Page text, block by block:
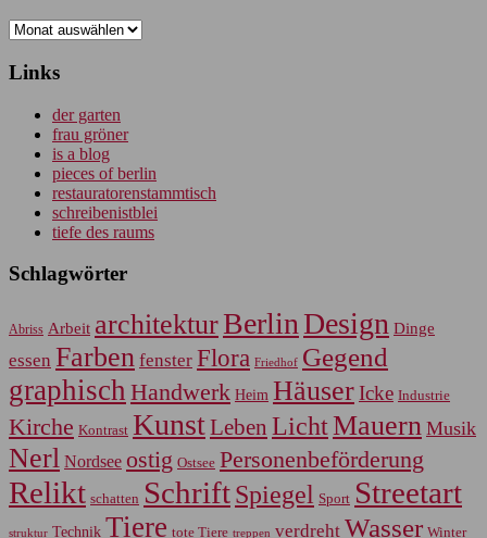
Archiv
Links
der garten
frau gröner
is a blog
pieces of berlin
restauratorenstammtisch
schreibenistblei
tiefe des raums
Schlagwörter
Abriss Arbeit architekturBerlin Design Dinge
essen Farben fenster Flora Friedhof Gegend
graphisch Handwerk Heim HäuserIcke Industrie
Kirche Kontrast KunstLeben LichtMauern Musik
Nerl Nordsee ostig Ostsee Personenbeförderung
Relikt schatten SchriftSpiegel Sport Streetart
struktur Technik Tiere tote Tiere treppen verdreht Wasser Winter